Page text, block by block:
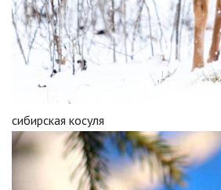
сибирская косуля